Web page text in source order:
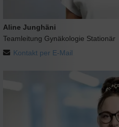
Aline Junghäni
Teamleitung Gynäkologie Stationär
Kontakt per E-Mail